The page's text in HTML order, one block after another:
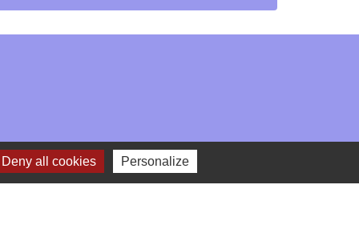
Deny all cookies Personalize